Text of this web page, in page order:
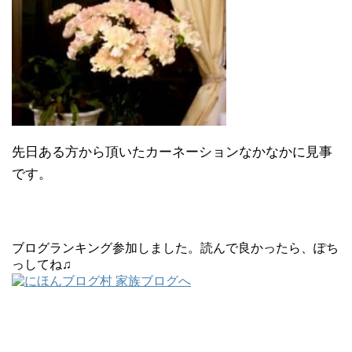
先日ある方から頂いたカーネーションなかなかに見事
です。
ブログランキング参加しました。読んで良かったら、ぽち
っしてね♫